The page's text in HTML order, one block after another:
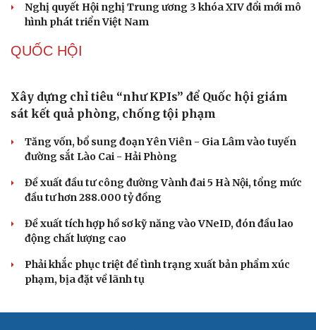
Nghị quyết Hội nghị Trung ương 3 khóa XIV đổi mới mô
hình phát triển Việt Nam
QUỐC HỘI
Xây dựng chỉ tiêu “như KPIs” để Quốc hội giám
sát kết quả phòng, chống tội phạm
Tăng vốn, bổ sung đoạn Yên Viên - Gia Lâm vào tuyến
đường sắt Lào Cai - Hải Phòng
Đề xuất đầu tư công đường Vành đai 5 Hà Nội, tổng mức
đầu tư hơn 288.000 tỷ đồng
Đề xuất tích hợp hồ sơ kỹ năng vào VNeID, đón đầu lao
động chất lượng cao
Phải khắc phục triệt để tình trạng xuất bản phẩm xúc
phạm, bịa đặt về lãnh tụ